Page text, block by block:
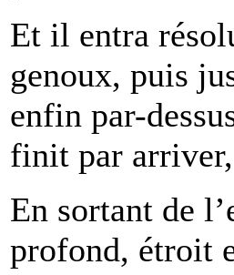
Et il entra
genoux, puis
enfin par-
finit par arriver,
En sortant de
profond, étroit